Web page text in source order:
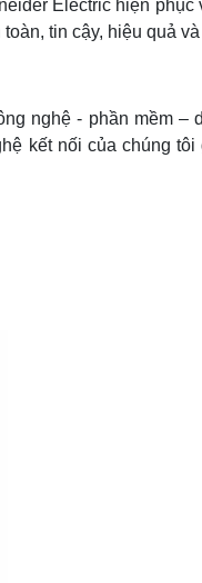
Electric hiện phục
tin cậy, hiệu quả
nghệ - phần mềm –
kết nối của chúng